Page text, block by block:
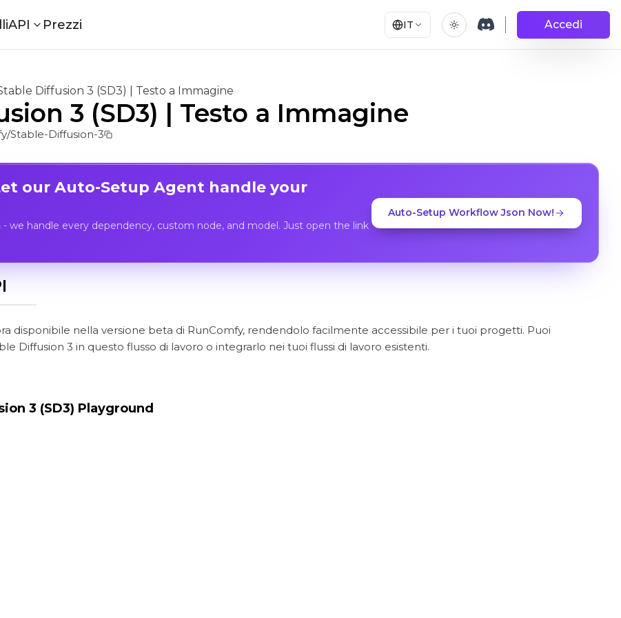
API Prezzi IT Accedi
Diffusion 3 (SD3) | Testo a Immagine
3 (SD3) | Testo a Immagine
Stable-Diffusion-3
our Auto-Setup Agent handle your
- we handle every dependency, custom node, and model. Just open the link
Auto-Setup Workflow Json Now!
disponibile nella versione beta di RunComfy, rendendolo facilmente accessibile per i tuoi progetti. Puoi
Diffusion 3 in questo flusso di lavoro o integrarlo nei tuoi flussi di lavoro esistenti.
3 (SD3) Playground